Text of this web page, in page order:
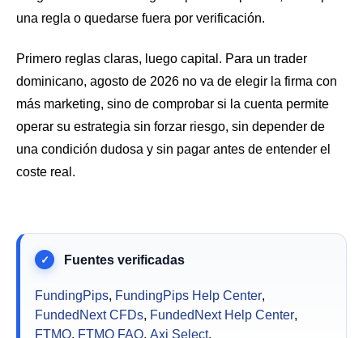
una regla o quedarse fuera por verificación.
Primero reglas claras, luego capital. Para un trader
dominicano, agosto de 2026 no va de elegir la firma con
más marketing, sino de comprobar si la cuenta permite
operar su estrategia sin forzar riesgo, sin depender de
una condición dudosa y sin pagar antes de entender el
coste real.
FundingPips, FundingPips Help Center,
FundedNext CFDs, FundedNext Help Center,
FTMO, FTMO FAQ, Axi Select.